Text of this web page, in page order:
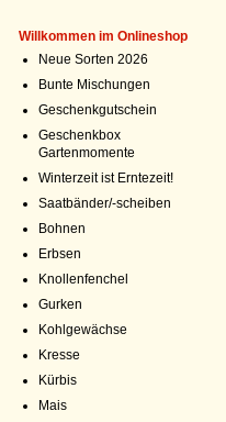
Willkommen im Onlineshop
Neue Sorten 2026
Bunte Mischungen
Geschenkgutschein
Geschenkbox
Gartenmomente
Winterzeit ist Erntezeit!
Saatbänder/-scheiben
Bohnen
Erbsen
Knollenfenchel
Gurken
Kohlgewächse
Kresse
Kürbis
Mais